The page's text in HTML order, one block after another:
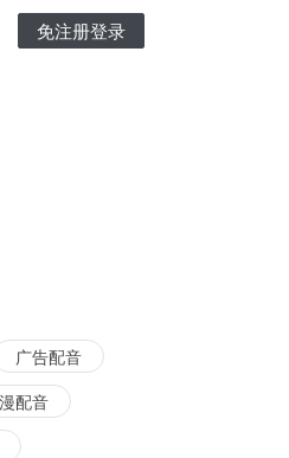
免注册登录
广告配音
配音